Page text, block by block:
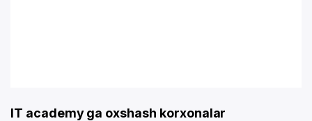
IT academy ga oxshash korxonalar